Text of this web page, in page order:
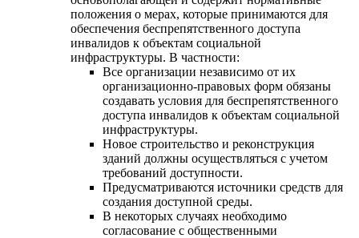
положения о мерах, которые принимаются для
обеспечения беспрепятственного доступа
инвалидов к объектам социальной
инфраструктуры. В частности:
Все организации независимо от их
организационно-правовых форм обязаны
создавать условия для беспрепятственного
доступа инвалидов к объектам социальной
инфраструктуры.
Новое строительство и реконструкция
зданий должны осуществляться с учетом
требований доступности.
Предусматриваются источники средств для
создания доступной среды.
В некоторых случаях необходимо
согласование с общественными